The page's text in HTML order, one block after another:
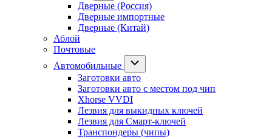
Дверные (Россия)
Дверные импортные
Дверные (Китай)
Аблой
Почтовые
Автомобильные
Заготовки авто
Заготовки авто с местом под чип
Xhorse VVDI
Лезвия для выкидных ключей
Лезвия для Смарт-ключей
Транспондеры (чипы)